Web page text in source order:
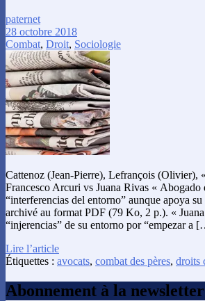
paternet
28 octobre 2018
Combat, Droit, Sociologie
Cattenoz (Jean-Pierre), Lefrançois
Francesco Arcuri vs Juana Rivas « Abogado
“interferencias del entorno” aunque apoya
archivé au format PDF (79 Ko, 2 p.). «
“injerencias” de su entorno por “empezar a
Lire l’article
Étiquettes : avocats, combat des pères, droits
Abonnement à la newsletter